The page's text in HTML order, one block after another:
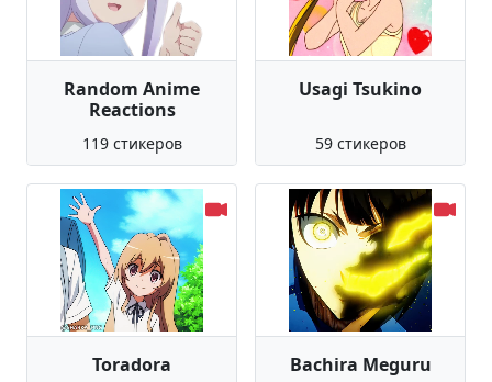
Random Anime
Reactions
119 стикеров
Usagi Tsukino
59 стикеров
Toradora Bachira Meguru